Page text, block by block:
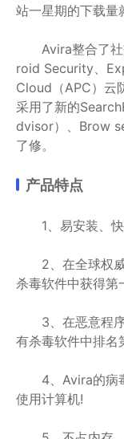
站一星期的下载量
Avira整合了社
roid Security、
Cloud（APC）云
采用了新的
dvisor）、Brow
了修。
产品特点
1、易安装、快
2、在全球权威
杀毒软件中获得第
3、在恶意程序(
有杀毒软件中排名
4、Avira的病毒
使用计算机!